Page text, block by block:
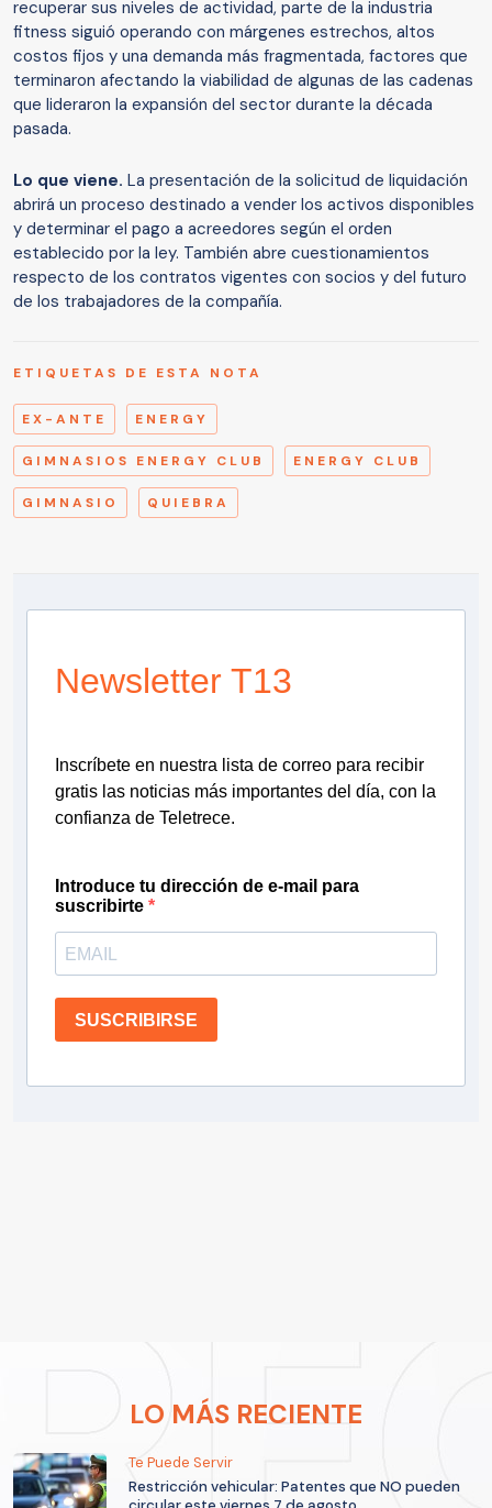
recuperar sus niveles de actividad, parte de la industria
fitness siguió operando con márgenes estrechos, altos
costos fijos y una demanda más fragmentada, factores que
terminaron afectando la viabilidad de algunas de las cadenas
que lideraron la expansión del sector durante la década
pasada.
Lo que viene. La presentación de la solicitud de liquidación
abrirá un proceso destinado a vender los activos disponibles
y determinar el pago a acreedores según el orden
establecido por la ley. También abre cuestionamientos
respecto de los contratos vigentes con socios y del futuro
de los trabajadores de la compañía.
ETIQUETAS DE ESTA NOTA
EX-ANTE ENERGY
GIMNASIOS ENERGY CLUB ENERGY CLUB
GIMNASIO QUIEBRA
Newsletter T13
Inscríbete en nuestra lista de correo para recibir
gratis las noticias más importantes del día, con la
confianza de Teletrece.
Introduce tu dirección de e-mail para
suscribirte
SUSCRIBIRSE
LO MÁS RECIENTE
Te Puede Servir
Restricción vehicular: Patentes que NO pueden